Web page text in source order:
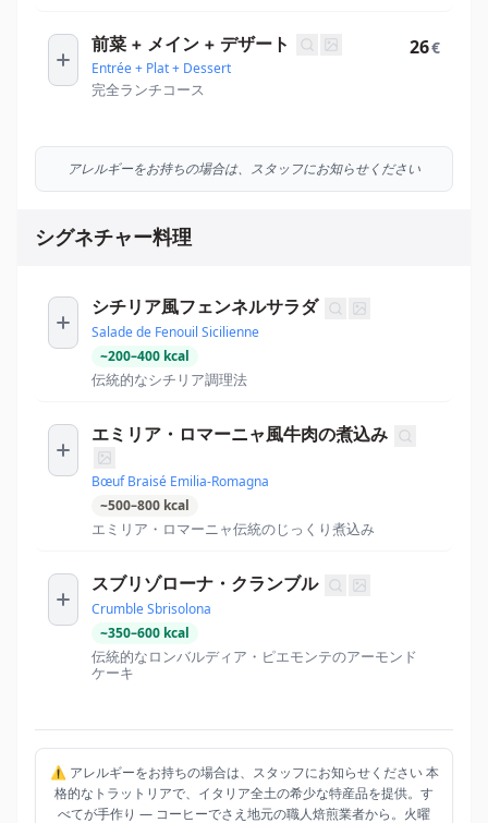
前菜 + メイン + デザート
Entrée + Plat + Dessert
完全ランチコース
26€
アレルギーをお持ちの場合は、スタッフにお知らせください
シグネチャー料理
シチリア風フェンネルサラダ
Salade de Fenouil Sicilienne
~200–400 kcal
伝統的なシチリア調理法
エミリア・ロマーニャ風牛肉の煮込み
Bœuf Braisé Emilia-Romagna
~500–800 kcal
エミリア・ロマーニャ伝統のじっくり煮込み
スブリゾローナ・クランブル
Crumble Sbrisolona
~350–600 kcal
伝統的なロンバルディア・ピエモンテのアーモンド
ケーキ
⚠️ アレルギーをお持ちの場合は、スタッフにお知らせください 本
格的なトラットリアで、イタリア全土の希少な特産品を提供。す
べてが手作り — コーヒーでさえ地元の職人焙煎業者から。火曜